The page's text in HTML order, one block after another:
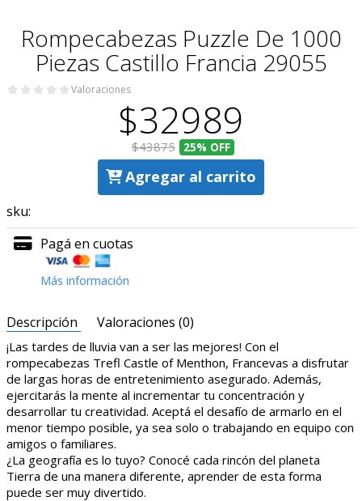
Rompecabezas Puzzle De 1000
Piezas Castillo Francia 29055
Valoraciones
$32989
$43875 25% OFF
Agregar al carrito
sku:
Pagá en cuotas
Más información
Descripción Valoraciones (0)
¡Las tardes de lluvia van a ser las mejores! Con el
rompecabezas Trefl Castle of Menthon, Francevas a disfrutar
de largas horas de entretenimiento asegurado. Además,
ejercitarás la mente al incrementar tu concentración y
desarrollar tu creatividad. Aceptá el desafío de armarlo en el
menor tiempo posible, ya sea solo o trabajando en equipo con
amigos o familiares.
¿La geografía es lo tuyo? Conocé cada rincón del planeta
Tierra de una manera diferente, aprender de esta forma
puede ser muy divertido.